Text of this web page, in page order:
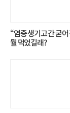
“염증 생기고 간 굳
뭘 먹었길래?